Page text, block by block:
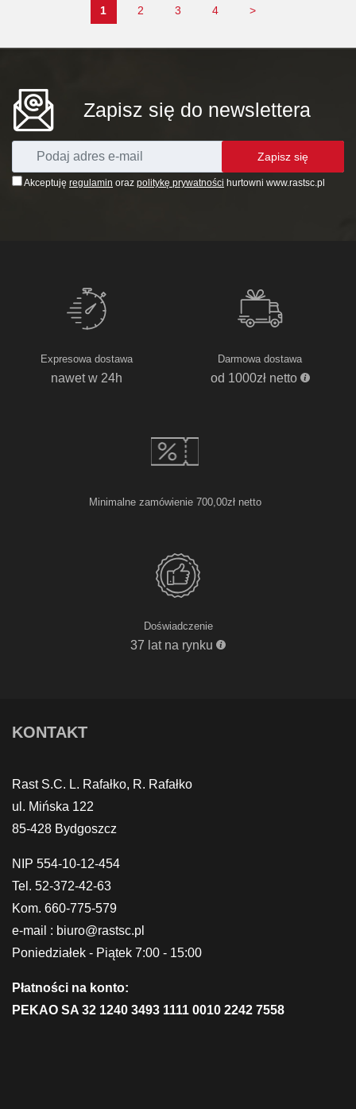
1 2 3 4 >
Zapisz się do newslettera
Akceptuję regulamin oraz politykę prywatności hurtowni www.rastsc.pl
Zapisz się
Expresowa dostawa
nawet w 24h
Darmowa dostawa
od 1000zł netto
Minimalne zamówienie 700,00zł netto
Doświadczenie
37 lat na rynku
KONTAKT
Rast S.C. L. Rafałko, R. Rafałko
ul. Mińska 122
85-428 Bydgoszcz
NIP 554-10-12-454
Tel. 52-372-42-63
Kom. 660-775-579
e-mail : biuro@rastsc.pl
Poniedziałek - Piątek 7:00 - 15:00
Płatności na konto:
PEKAO SA 32 1240 3493 1111 0010 2242 7558